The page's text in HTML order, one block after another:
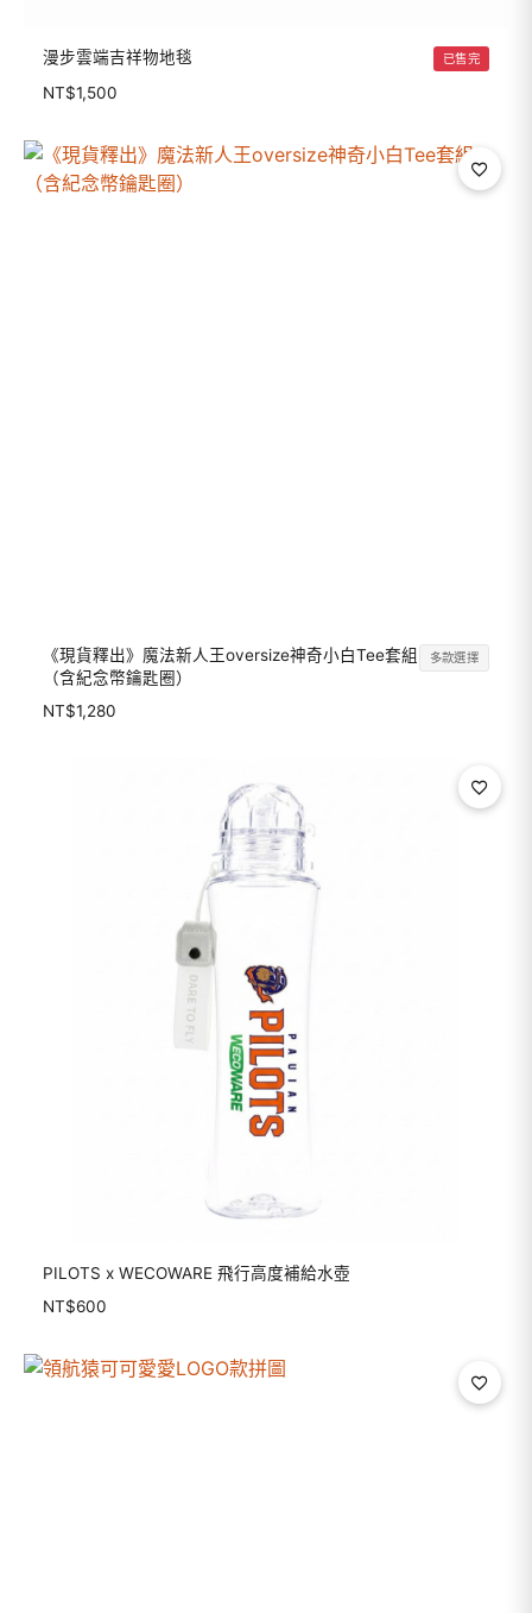
漫步雲端吉祥物地毯 已售完
NT$1,500
《現貨釋出》魔法新人王oversize神奇小白Tee套組
（含紀念幣鑰匙圈）
多款選擇
NT$1,280
PILOTS x WECOWARE 飛行高度補給水壺
NT$600